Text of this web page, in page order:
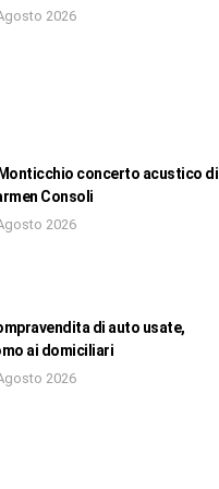
2026
concerto acustico di
Consoli
2026
di auto usate,
ai domiciliari
2026